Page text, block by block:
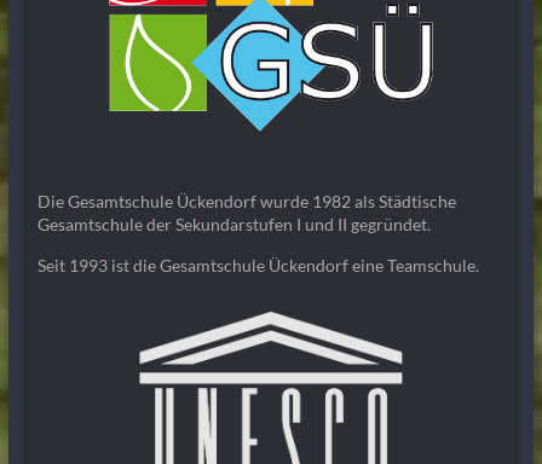
Die Gesamtschule Ückendorf wurde 1982 als Städtische
Gesamtschule der Sekundarstufen I und II gegründet.
Seit 1993 ist die Gesamtschule Ückendorf eine Teamschule.